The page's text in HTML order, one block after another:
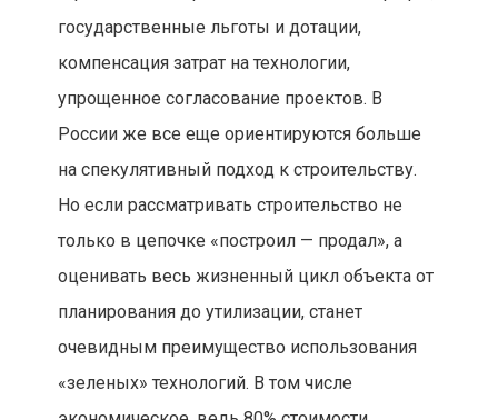
государственные льготы и дотации,
компенсация затрат на технологии,
упрощенное согласование проектов. В
России же все еще ориентируются больше
на спекулятивный подход к строительству.
Но если рассматривать строительство не
только в цепочке «построил — продал», а
оценивать весь жизненный цикл объекта от
планирования до утилизации, станет
очевидным преимущество использования
«зеленых» технологий. В том числе